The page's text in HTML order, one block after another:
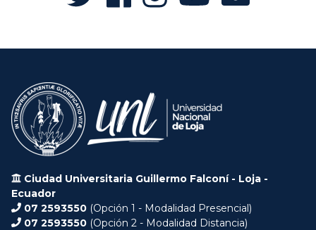
Ciudad Universitaria Guillermo Falconí - Loja -
Ecuador
07 2593550 (Opción 1 - Modalidad Presencial)
07 2593550 (Opción 2 - Modalidad Distancia)